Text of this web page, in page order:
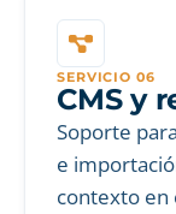
SERVICIO 06
CMS y
Soporte
e
contexto en